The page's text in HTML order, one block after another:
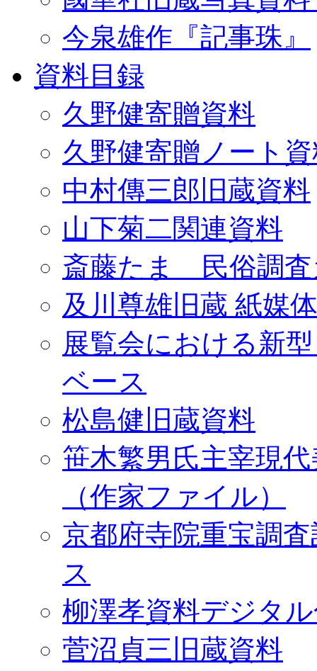
今泉雄作『記事珠』
資料目録
久野健寄贈資料
久野健寄贈ノート
中村傳三郎旧蔵資料
山下菊二関連資料
斎藤たま 民俗調査
及川尊雄旧蔵 紙媒
展覧会における新
ベース
松島健旧蔵資料
笹木繁男氏主宰現
（作家ファイル）
京都府寺院重宝調
ス
柳澤孝資料デジタ
菅沼貞三旧蔵資料